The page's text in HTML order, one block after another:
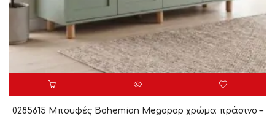
0285615 Μπουφές Bohemian Megapap χρώμα πράσινο –